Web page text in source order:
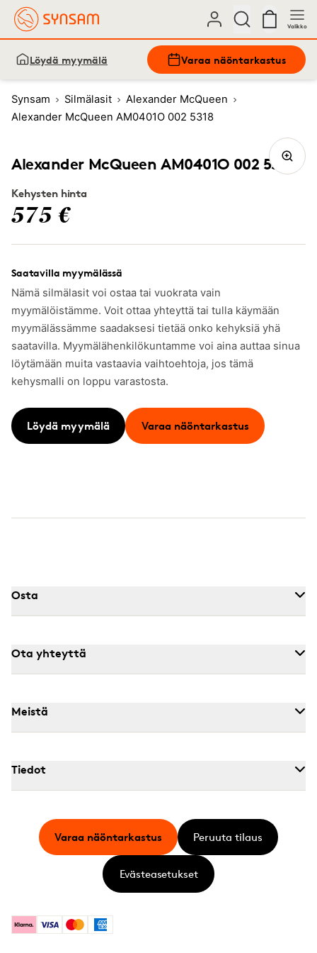
Valikko
Löydä myymälä Varaa näöntarkastus
Synsam Silmälasit
Alexander McQueen
Alexander McQueen AM0401O 002 5318
Alexander McQueen AM0401O 002 5318
Kehysten hinta
575 €
Saatavilla myymälässä
Nämä silmälasit voi ostaa tai vuokrata vain
myymälöistämme. Voit ottaa yhteyttä tai tulla käymään
myymälässämme saadaksesi tietää onko kehyksiä yhä
saatavilla. Myymälähenkilökuntamme voi aina auttaa sinua
löytämään muita vastaavia vaihtoehtoja, jos tämä
kehysmalli on loppu varastosta.
Löydä myymälä Varaa näöntarkastus
Osta
Ota yhteyttä
Meistä
Tiedot
KlarnaVisa MastercardAmerican Express
Varaa näöntarkastus Peruuta tilaus
Evästeasetukset